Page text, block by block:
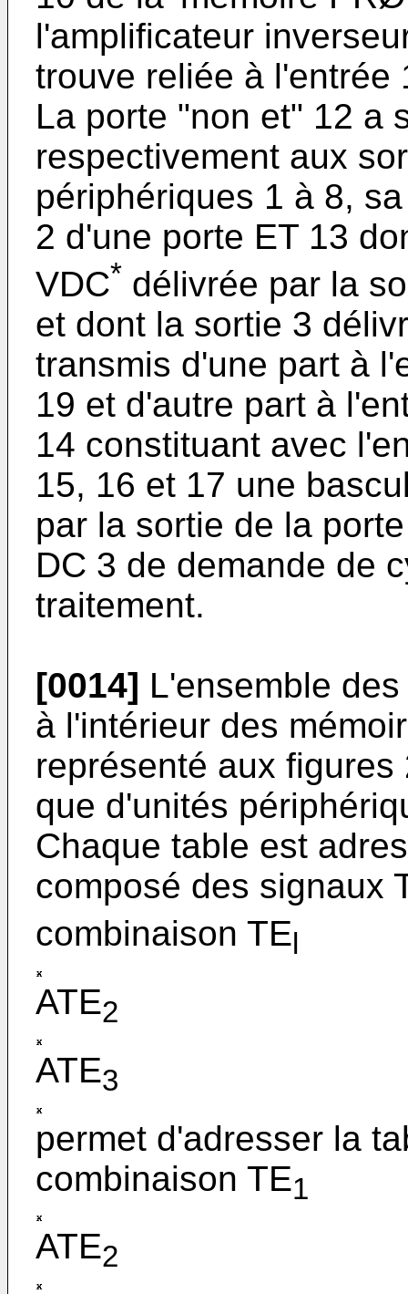
l'amplificateur
trouve reliée à
La porte "non et" 12 a
respectivement aux
périphériques 1 à 8,
2 d'une porte ET 13
VDC* délivrée par la
et dont la sortie 3
transmis d'une part à
19 et d'autre part à
14 constituant avec
15, 16 et 17 une
par la sortie de la
DC 3 de demande de
traitement.
[0014] L'ensemble
à l'intérieur des
représenté aux
que d'unités
Chaque table est
composé des signaux
combinaison TE
ATE2
ATE3
permet d'adresser la
combinaison TE1
ATE2